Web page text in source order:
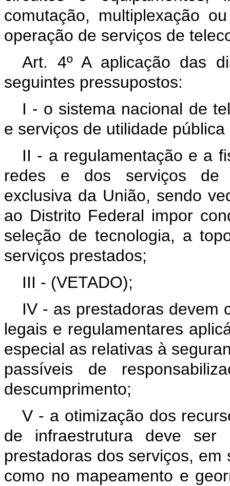
comutação, multiplexação
operação de serviços de
Art. 4º A aplicação das
seguintes pressupostos:
I - o sistema nacional de
e serviços de utilidade
II - a regulamentação e a
redes e dos serviços de
exclusiva da União, sendo
ao Distrito Federal impor
seleção de tecnologia, a
serviços prestados;
III - (VETADO);
IV - as prestadoras devem
legais e regulamentares
especial as relativas à
passíveis de
descumprimento;
V - a otimização dos
de infraestrutura deve ser
prestadoras dos serviços,
como no mapeamento e